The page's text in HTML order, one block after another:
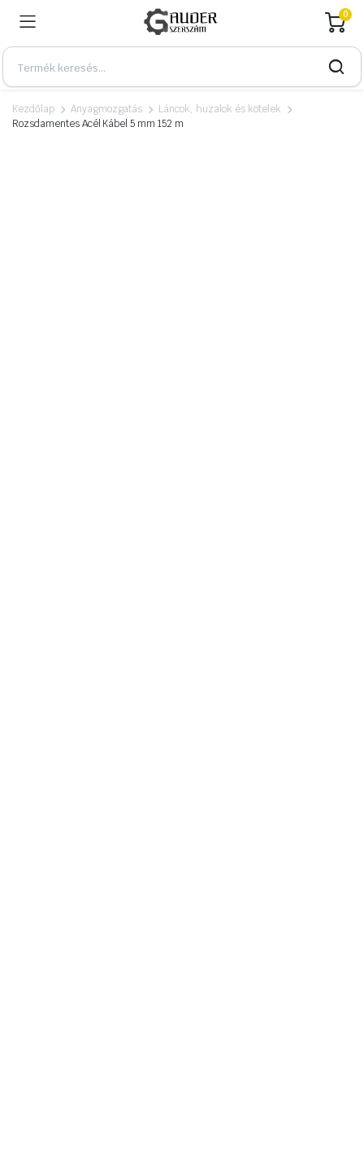
0
Kezdőlap Anyagmozgatás
Láncok, huzalok és kötelek
Rozsdamentes Acél Kábel 5 mm 152 m